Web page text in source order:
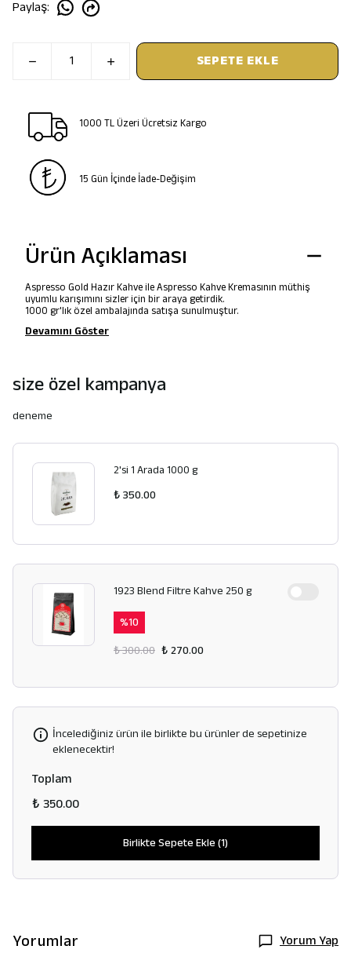
Paylaş:
SEPETE EKLE
1000 TL Üzeri Ücretsiz Kargo
15 Gün İçinde İade-Değişim
Ürün Açıklaması
Aspresso Gold Hazır Kahve ile Aspresso Kahve Kremasının müthiş
uyumlu karışımını sizler için bir araya getirdik.
1000 gr'lık özel ambalajında satışa sunulmuştur.
Devamını Göster
size özel kampanya
deneme
2'si 1 Arada 1000 g
₺ 350.00
1923 Blend Filtre Kahve 250 g
%10
₺ 300.00 ₺ 270.00
İncelediğiniz ürün ile birlikte bu ürünler de sepetinize
eklenecektir!
Toplam
₺ 350.00
Birlikte Sepete Ekle (1)
Yorumlar Yorum Yap